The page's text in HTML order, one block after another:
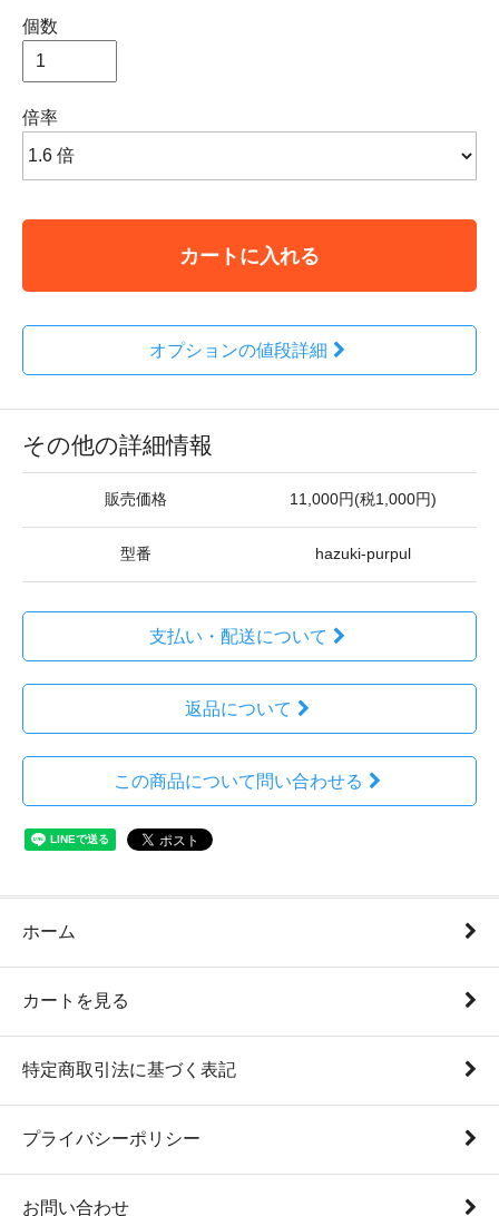
個数
倍率
カートに入れる
オプションの値段詳細
その他の詳細情報
販売価格 11,000円(税1,000円)
型番 hazuki-purpul
支払い・配送について
返品について
この商品について問い合わせる
ホーム
カートを見る
特定商取引法に基づく表記
プライバシーポリシー
お問い合わせ